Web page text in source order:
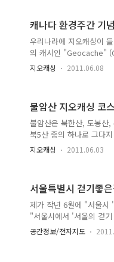
싱 파워트레일은 약
주변에 있는 캐시를 고려
거리이고, 2011년 7월
캐나다 환경주간 기
우리나라에 지오캐싱이
의 캐시인 "Geocache"
기준으로 한다면 벌써 10
캐시가 설치된 2003년 5
황이 충분하지 못해서인
의 지오캐싱 인구는 최대
고 한다면 많아야 100 명
지오캐싱 2011.06.08
불암산 지오캐싱 코스
불암산은 북한산, 도봉산
북5산 중의 하나로 그다
지판이 있더군요. 물론 지
은 GPS 를 이용한 첨단
실 지오캐싱이 아니었다
계역... 말로만 들어봤지,
간 불암산은 정말 기대
지오캐싱 2011.06.03
서울특별시 걷기좋
제가 작년 6월에 "서울시
"서울시에서 '서울의 걷
라인 상으로 제공한다는
해 초 쯤 이 지도가 만들
공간정보/전자지도